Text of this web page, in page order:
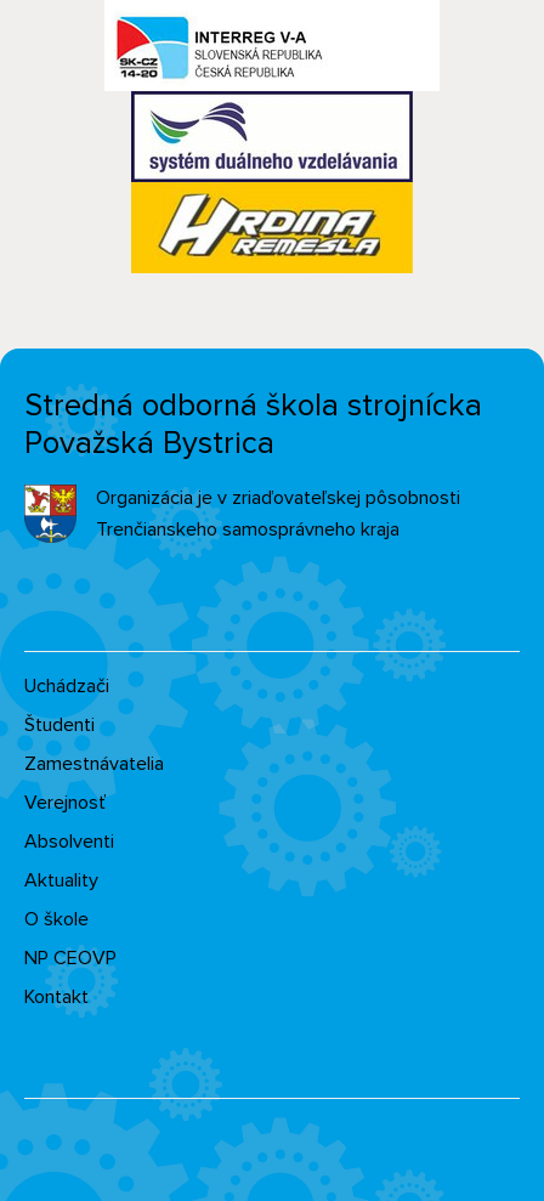
Stredná odborná škola strojnícka
Považská Bystrica
Organizácia je v zriaďovateľskej pôsobnosti
Trenčianskeho samosprávneho kraja
Uchádzači
Študenti
Zamestnávatelia
Verejnosť
Absolventi
Aktuality
O škole
NP CEOVP
Kontakt